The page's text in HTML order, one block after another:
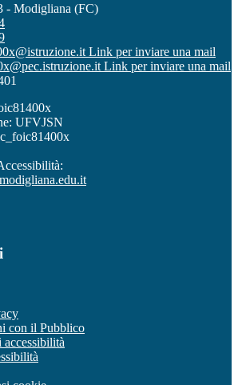
- Modigliana (FC)
Link per inviare una mail
Link per inviare una mail
UFVJSN
con il Pubblico